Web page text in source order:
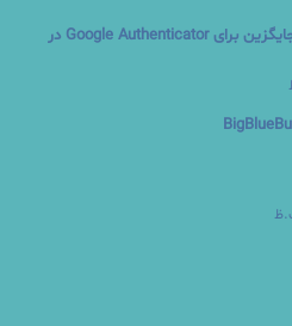
اتنتیکیتور اپل بهترین جایگزین برای Google Authenticator در